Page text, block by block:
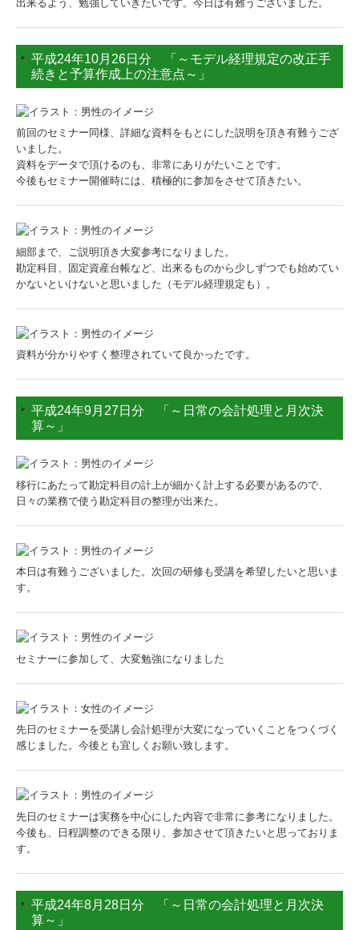
出来るよう、勉強していきたいです。今日は有難うございました。
平成24年10月26日分 「～モデル経理規定の改正手
続きと予算作成上の注意点～」
前回のセミナー同様、詳細な資料をもとにした説明を頂き有難うござ
いました。
資料をデータで頂けるのも、非常にありがたいことです。
今後もセミナー開催時には、積極的に参加をさせて頂きたい。
細部まで、ご説明頂き大変参考になりました。
勘定科目、固定資産台帳など、出来るものから少しずつでも始めてい
かないといけないと思いました（モデル経理規定も）。
資料が分かりやすく整理されていて良かったです。
平成24年9月27日分 「～日常の会計処理と月次決
算～」
移行にあたって勘定科目の計上が細かく計上する必要があるので、
日々の業務で使う勘定科目の整理が出来た。
本日は有難うございました。次回の研修も受講を希望したいと思いま
す。
セミナーに参加して、大変勉強になりました
先日のセミナーを受講し会計処理が大変になっていくことをつくづく
感じました。今後とも宜しくお願い致します。
先日のセミナーは実務を中心にした内容で非常に参考になりました。
今後も、日程調整のできる限り、参加させて頂きたいと思っておりま
す。
平成24年8月28日分 「～日常の会計処理と月次決
算～」